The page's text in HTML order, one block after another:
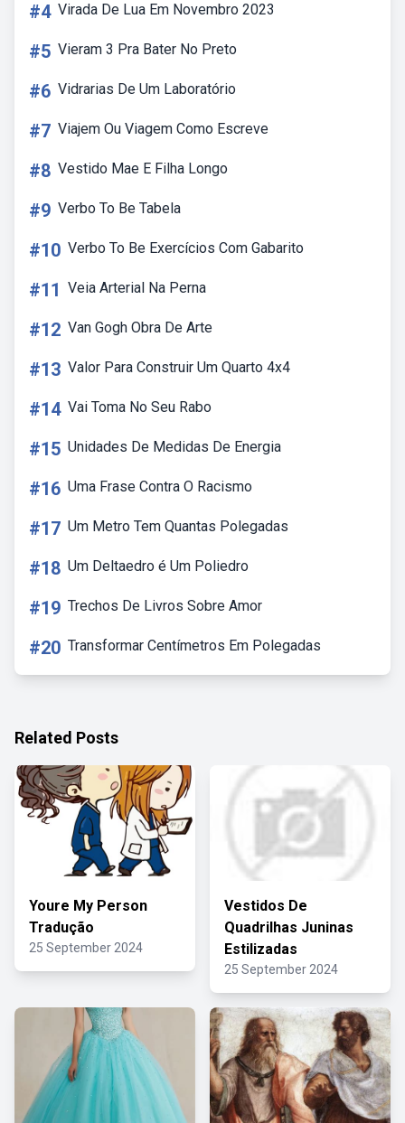
#4 Virada De Lua Em Novembro 2023
#5 Vieram 3 Pra Bater No Preto
#6 Vidrarias De Um Laboratório
#7 Viajem Ou Viagem Como Escreve
#8 Vestido Mae E Filha Longo
#9 Verbo To Be Tabela
#10 Verbo To Be Exercícios Com Gabarito
#11 Veia Arterial Na Perna
#12 Van Gogh Obra De Arte
#13 Valor Para Construir Um Quarto 4x4
#14 Vai Toma No Seu Rabo
#15 Unidades De Medidas De Energia
#16 Uma Frase Contra O Racismo
#17 Um Metro Tem Quantas Polegadas
#18 Um Deltaedro é Um Poliedro
#19 Trechos De Livros Sobre Amor
#20 Transformar Centímetros Em Polegadas
Related Posts
Youre My Person
Tradução
25 September 2024
Vestidos De
Quadrilhas Juninas
Estilizadas
25 September 2024